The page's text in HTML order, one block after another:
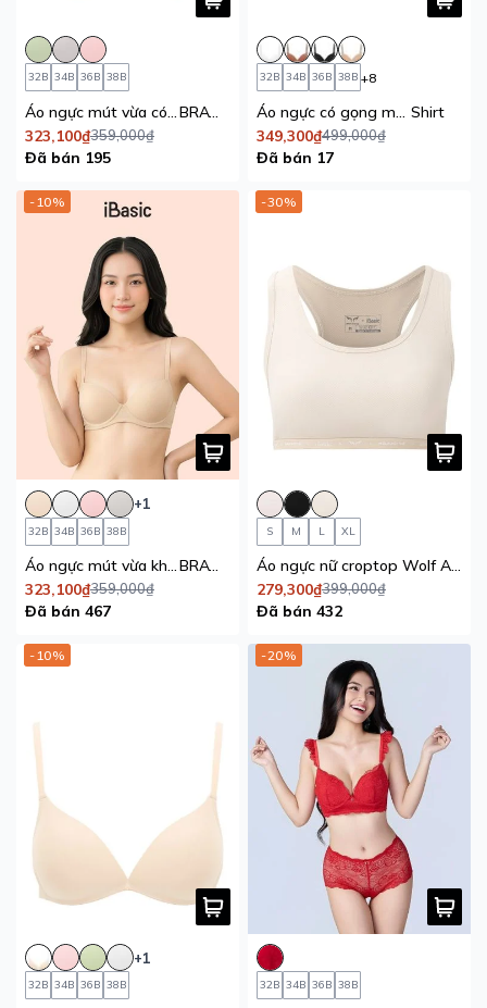
32B 34B 36B 38B
Áo ngực mút vừa có gọng vải bamboo iBasic
BRAW176A
323,100₫359,000₫
Đã bán 195
32B 34B 36B 38B +8
Áo ngực có gọng mút mỏng trơn T Shirt
349,300₫499,000₫
Đã bán 17
-10%
+1
32B 34B 36B 38B
Áo ngực mút vừa không gọng vải bamboo iBasic
BRAW176
323,100₫359,000₫
Đã bán 467
-30%
S M L XL
Áo ngực nữ croptop Wolf Active x iBasic lưng chữ U thể thao không gọng mút mỏng – BRAW161
279,300₫399,000₫
Đã bán 432
-10%
+1
32B 34B 36B 38B
-20%
32B 34B 36B 38B